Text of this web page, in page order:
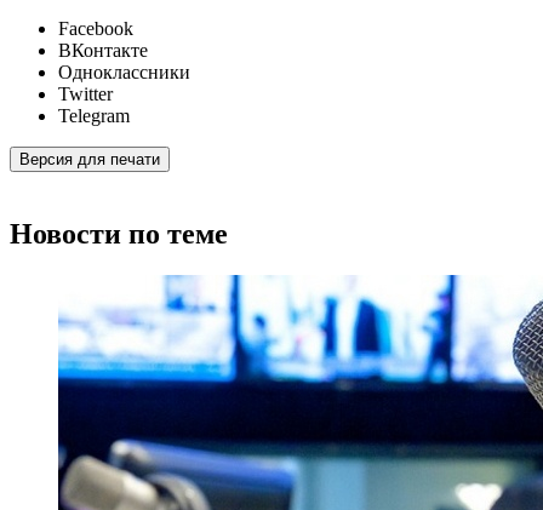
Facebook
ВКонтакте
Одноклассники
Twitter
Telegram
Версия для печати
Новости по теме